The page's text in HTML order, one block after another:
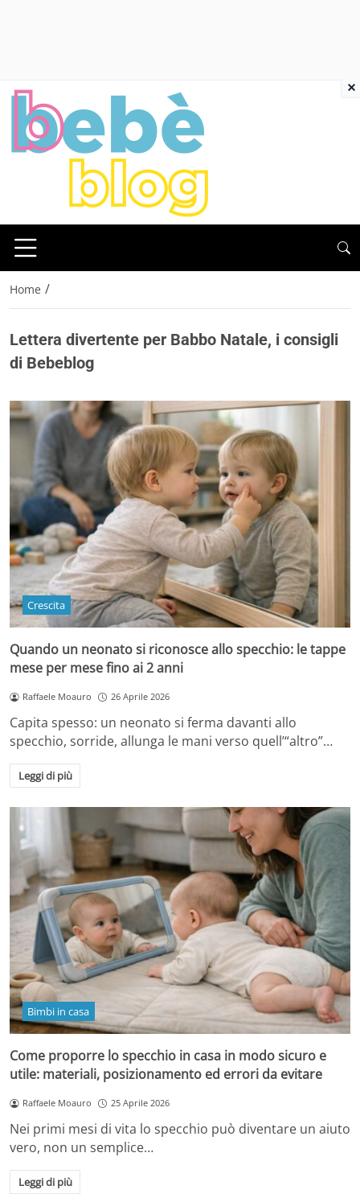
Home /
Lettera divertente per Babbo Natale, i consigli
di Bebeblog
Crescita
Quando un neonato si riconosce allo specchio: le tappe
mese per mese fino ai 2 anni
Raffaele Moauro 26 Aprile 2026
Capita spesso: un neonato si ferma davanti allo
specchio, sorride, allunga le mani verso quell’“altro”…
Leggi di più
Bimbi in casa
Come proporre lo specchio in casa in modo sicuro e
utile: materiali, posizionamento ed errori da evitare
Raffaele Moauro 25 Aprile 2026
Nei primi mesi di vita lo specchio può diventare un aiuto
vero, non un semplice…
Leggi di più
×